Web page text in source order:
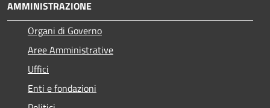
AMMINISTRAZIONE
Organi di Governo
Aree Amministrative
Uffici
Enti e fondazioni